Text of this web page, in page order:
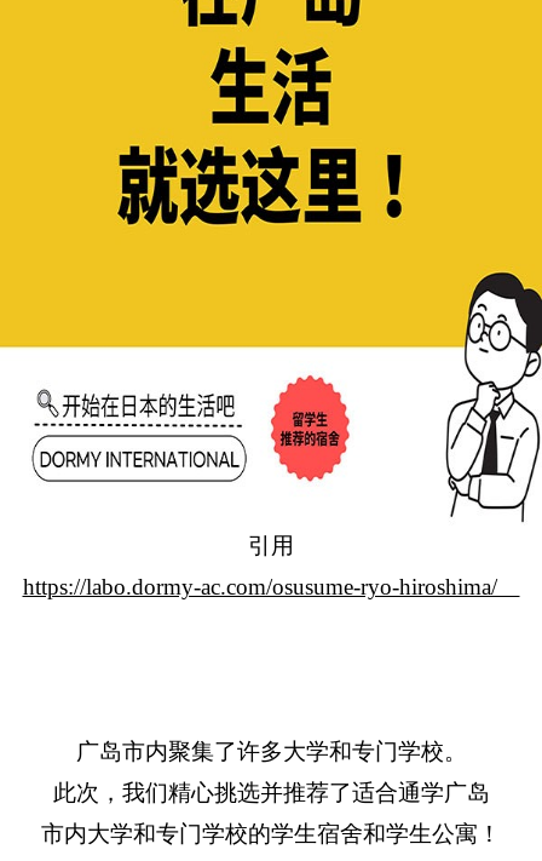
引用
https://labo.dormy-ac.com/osusume-ryo-hiroshima/
广岛市内聚集了许多大学和专门学校。
此次，我们精心挑选并推荐了适合通学广岛
市内大学和专门学校的学生宿舍和学生公寓！